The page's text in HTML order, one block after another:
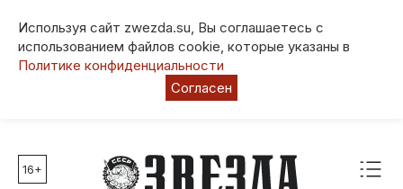
Используя сайт zwezda.su, Вы соглашаетесь с
использованием файлов cookie, которые указаны в
Политике конфиденциальности
Согласен
Главные темы
16+